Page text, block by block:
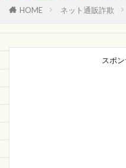
HOME ネット通販詐欺
スポ